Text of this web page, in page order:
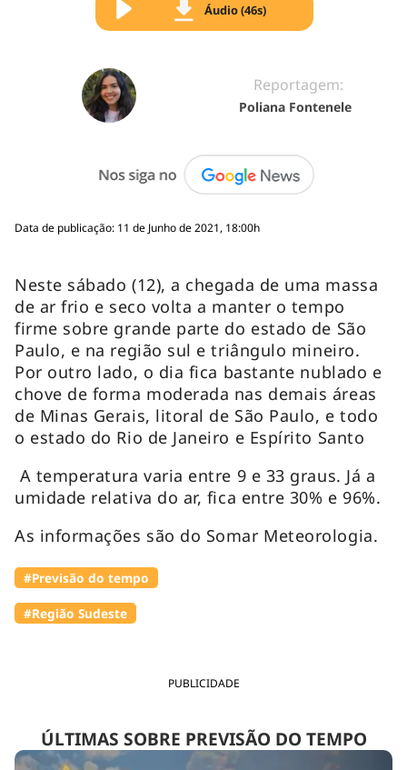
PUBLICIDADE
ÚLTIMAS SOBRE PREVISÃO DO TEMPO
Áudio (46s)
Reportagem:
Poliana Fontenele
Data de publicação: 11 de Junho de 2021, 18:00h
Neste sábado (12), a chegada de uma massa
de ar frio e seco volta a manter o tempo
firme sobre grande parte do estado de São
Paulo, e na região sul e triângulo mineiro.
Por outro lado, o dia fica bastante nublado e
chove de forma moderada nas demais áreas
de Minas Gerais, litoral de São Paulo, e todo
o estado do Rio de Janeiro e Espírito Santo
A temperatura varia entre 9 e 33 graus. Já a
umidade relativa do ar, fica entre 30% e 96%.
As informações são do Somar Meteorologia.
#Previsão do tempo
#Região Sudeste